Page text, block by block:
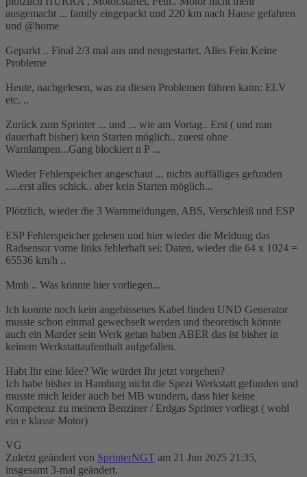
ausgemacht ... family eingepackt und 220 km nach Hause gefahren
und @home
Geparkt .. Final 2/3 mal aus und neugestartet. Alles Fein Keine
Probleme
Heute, nachgelesen, was zu diesen Problemen führen kann: ELV
etc. ..
Zurück zum Sprinter ... und ... wie am Vortag.. Erst ( und nun
dauerhaft bisher) kein Starten möglich.. zuerst ohne
Warnlampen...Gang blockiert n P ...
Wieder Fehlerspeicher angeschaut ... nichts auffälliges gefunden
.....erst alles schick.. aber kein Starten möglich...
Plötzlich, wieder die 3 Warnmeldungen, ABS, Verschleiß und ESP
ESP Fehlerspeicher gelesen und hier wieder die Meldung das
Radsensor vorne links fehlerhaft sei: Daten, wieder die 64 x 1024 =
65536 km/h ..
Mmh .. Was könnte hier vorliegen...
Ich konnte noch kein angebissenes Kabel finden UND Generator
musste schon einmal gewechselt werden und theoretisch könnte
auch ein Marder sein Werk getan haben ABER das ist bisher in
keinem Werkstattaufenthalt aufgefallen.
Habt Ihr eine Idee? Wie würdet Ihr jetzt vorgehen?
Ich habe bisher in Hamburg nicht die Spezi Werkstatt gefunden und
musste mich leider auch bei MB wundern, dass hier keine
Kompetenz zu meinem Benziner / Erdgas Sprinter vorliegt ( wohl
ein e klasse Motor)
VG
Zuletzt geändert von SprinterNGT am 21 Jun 2025 21:35,
insgesamt 3-mal geändert.